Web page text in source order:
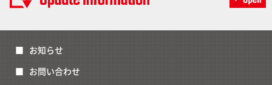
お知らせ
お問い合わせ